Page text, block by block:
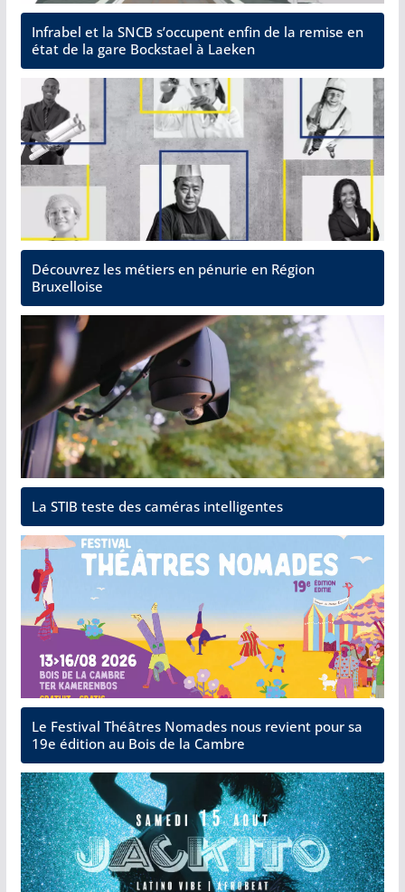
Infrabel et la SNCB s’occupent enfin de la remise en
état de la gare Bockstael à Laeken
Découvrez les métiers en pénurie en Région
Bruxelloise
La STIB teste des caméras intelligentes
Le Festival Théâtres Nomades nous revient pour sa
19e édition au Bois de la Cambre